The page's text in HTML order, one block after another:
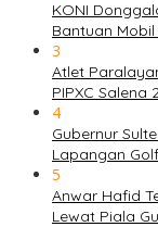
KONI
Bantuan
3
Atlet
PIPXC Salena
4
Gubernur
Lapangan Golf
5
Anwar Hafid
Lewat Piala